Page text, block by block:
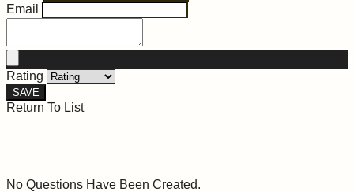
Email
Rating
SAVE
Return To List
No Questions Have Been Created.